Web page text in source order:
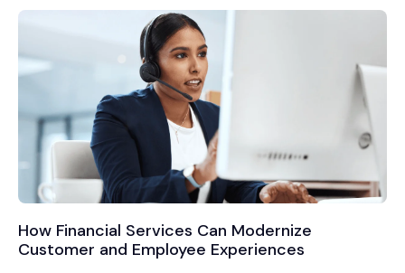
How Financial Services Can Modernize
Customer and Employee Experiences